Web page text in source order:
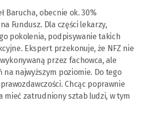
Barucha, obecnie ok. 30%
Fundusz. Dla części lekarzy,
pokolenia, podpisywanie takich
Ekspert przekonuje, że NFZ nie
wykonywaną przez fachowca, ale
na najwyższym poziomie. Do tego
Chcąc poprawnie
mieć zatrudniony sztab ludzi, w tym